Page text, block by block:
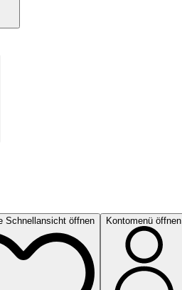
Schnellansicht öffnen Kontomenü öffnen